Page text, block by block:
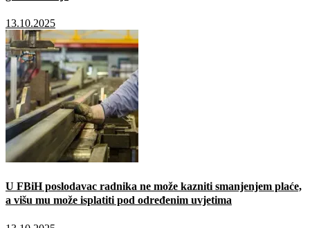
13.10.2025
U FBiH poslodavac radnika ne može kazniti smanjenjem plaće,
a višu mu može isplatiti pod određenim uvjetima